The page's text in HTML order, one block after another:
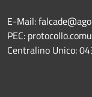
E-Mail:
PEC:
Centralino Unico: